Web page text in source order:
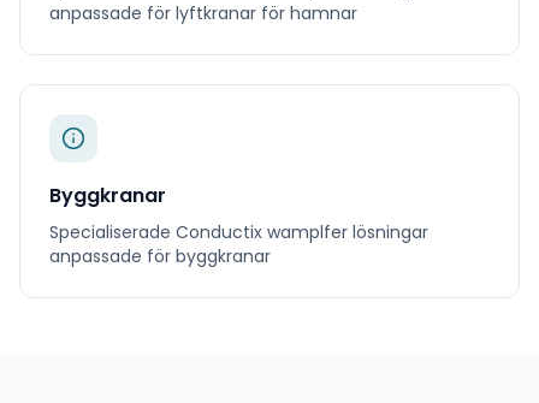
anpassade för lyftkranar för hamnar
Byggkranar
Specialiserade Conductix wamplfer lösningar
anpassade för byggkranar